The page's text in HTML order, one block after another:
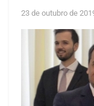
23 de outubro de